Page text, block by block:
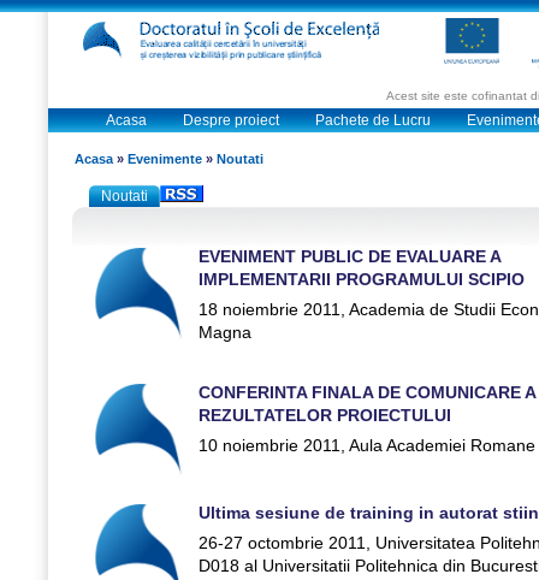
Acest site este cofinantat
Acasa Despre proiect Pachete de Lucru
Acasa » Evenimente » Noutati
Noutati
EVENIMENT PUBLIC DE EVALUARE A
IMPLEMENTARII PROGRAMULUI SCIPIO
18 noiembrie 2011, Academia de Studii
Magna
CONFERINTA FINALA DE COMUNICARE A
REZULTATELOR PROIECTULUI
10 noiembrie 2011, Aula Academiei Romane
Ultima sesiune de training in autorat
26-27 octombrie 2011, Universitatea
D018 al Universitatii Politehnica din